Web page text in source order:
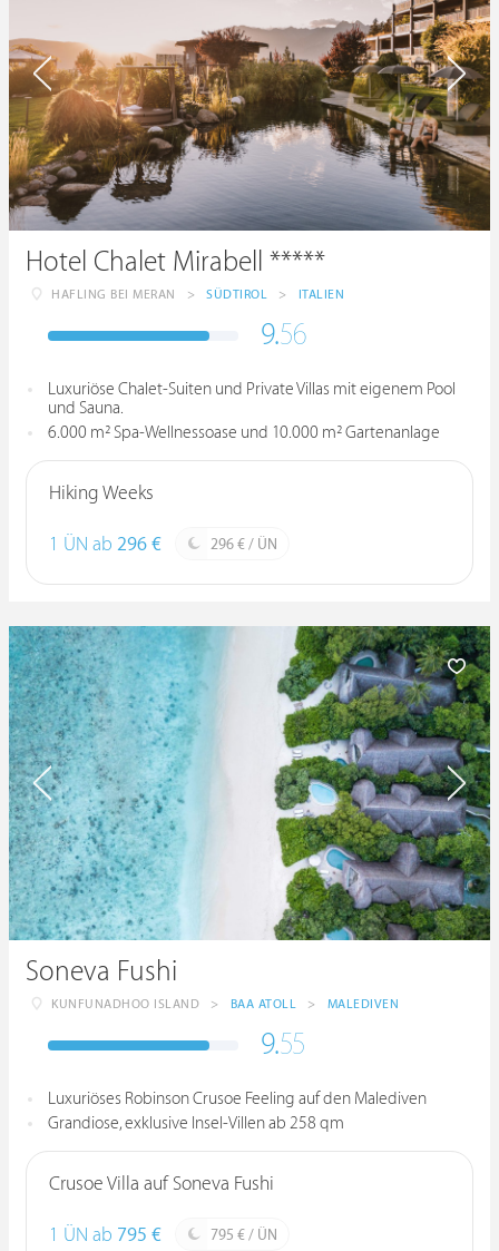
Hotel Chalet Mirabell *****
HAFLING BEI MERAN > SÜDTIROL > ITALIEN
9.56
Luxuriöse Chalet-Suiten und Private Villas mit eigenem Pool
und Sauna.
6.000 m² Spa-Wellnessoase und 10.000 m² Gartenanlage
Hiking Weeks
1 ÜN ab 296 € 296 € / ÜN
Soneva Fushi
KUNFUNADHOO ISLAND > BAA ATOLL > MALEDIVEN
9.55
Luxuriöses Robinson Crusoe Feeling auf den Malediven
Grandiose, exklusive Insel-Villen ab 258 qm
Crusoe Villa auf Soneva Fushi
1 ÜN ab 795 € 795 € / ÜN